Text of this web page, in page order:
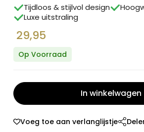
Tijdloos & stijlvol design
Luxe uitstraling
29,95
Op Voorraad
In winkelwagen
Voeg toe aan verlanglijstje